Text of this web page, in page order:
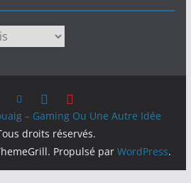
– Gaming Ou Une Autre Idée
droits réservés.
Propulsé parWordPress.